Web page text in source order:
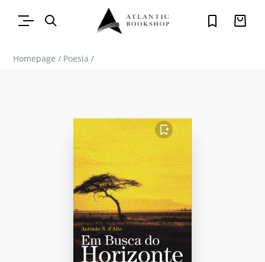
Homepage / Poesia /
FAVORITO